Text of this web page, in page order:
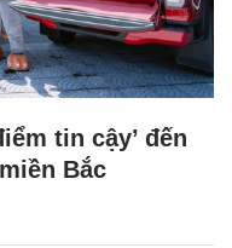
tin cậy’ đến
Bắc